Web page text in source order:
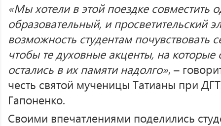
«Мы хотели в этой поездке совместить
образовательный, и просветительский
возможность студентам почувствовать
чтобы те духовные акценты, на которые
остались в их памяти надолго», –
честь святой мученицы Татианы при
Гапоненко.
Своими впечатлениями поделились